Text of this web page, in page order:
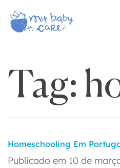
Tag:
Homeschooling Em
Publicado em 10 de